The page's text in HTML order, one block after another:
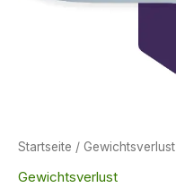
Startseite / Gewichtsverlust
Gewichtsverlust